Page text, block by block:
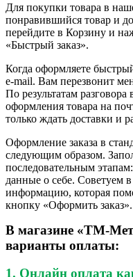
Для покупки товара в
понравившийся товар и
перейдите в Корзину и
«Быстрый заказ».
Когда оформляете
e-mail. Вам перезвонит
По результатам
оформления товара на
только ждать доставки и
Оформление заказа в
следующим образом.
последовательным
данные о себе. Советуем
информацию, которая
кнопку «Оформить заказ».
В магазине «ТМ-
варианты оплаты:
1. Онлайн оплата